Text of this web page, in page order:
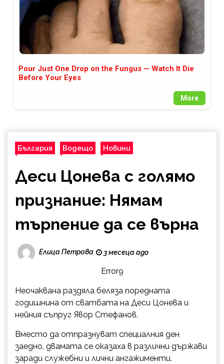
Pour Just One Drop on the Fungus — Watch It Die
Before Your Eyes
More
България Водещо Новини
Деси Цонева с голямо
признание: Нямам
търпение да се върна
Елица Петрова 3 месеца ago
Error9
Неочаквана раздяла беляза поредната
годишнина от сватбата на Деси Цонева и
нейния съпруг Явор Стефанов.
Вместо да отпразнуват специалния ден
заедно, двамата се оказаха в различни държави
заради служебни и лични ангажименти.